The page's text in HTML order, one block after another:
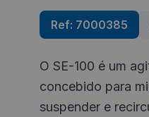
Ref: 7000385
O SE-100 é um
concebido para
suspender e